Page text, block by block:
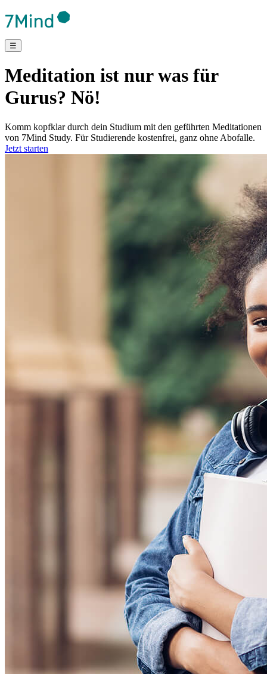
☰
Meditation ist nur was für
Gurus? Nö!
Komm kopfklar durch dein Studium mit den geführten Meditationen
von 7Mind Study. Für Studierende kostenfrei, ganz ohne Abofalle.
Jetzt starten